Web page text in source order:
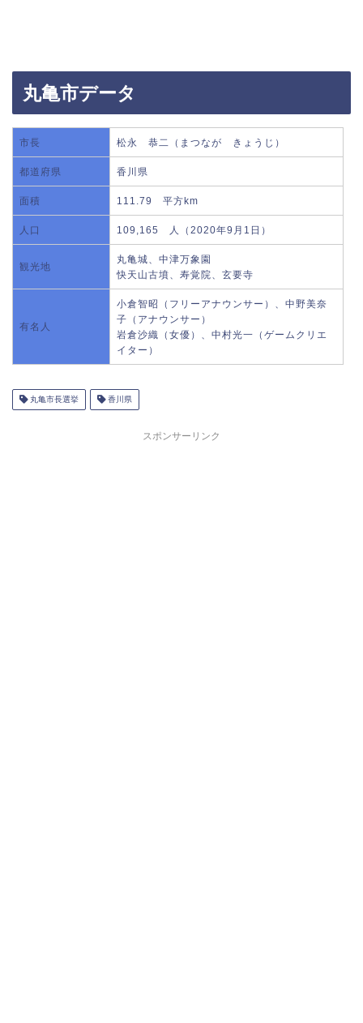
丸亀市データ
市長 松永 恭二（まつなが きょうじ）
都道府県 香川県
面積 111.79 平方km
人口 109,165 人（2020年9月1日）
観光地
丸亀城、中津万象園
快天山古墳、寿覚院、玄要寺
有名人
小倉智昭（フリーアナウンサー）、中野美奈
子（アナウンサー）
岩倉沙織（女優）、中村光一（ゲームクリエ
イター）
丸亀市長選挙 香川県
スポンサーリンク